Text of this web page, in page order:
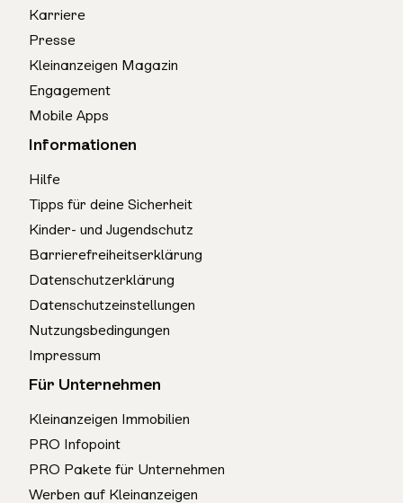
Karriere
Presse
Kleinanzeigen Magazin
Engagement
Mobile Apps
Informationen
Hilfe
Tipps für deine Sicherheit
Kinder- und Jugendschutz
Barrierefreiheitserklärung
Datenschutzerklärung
Datenschutzeinstellungen
Nutzungsbedingungen
Impressum
Für Unternehmen
Kleinanzeigen Immobilien
PRO Infopoint
PRO Pakete für Unternehmen
Werben auf Kleinanzeigen